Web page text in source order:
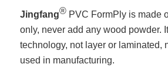
Jingfang® PVC FormPly is made
only, never add any wood powder.
technology, not layer or laminated,
used in manufacturing.